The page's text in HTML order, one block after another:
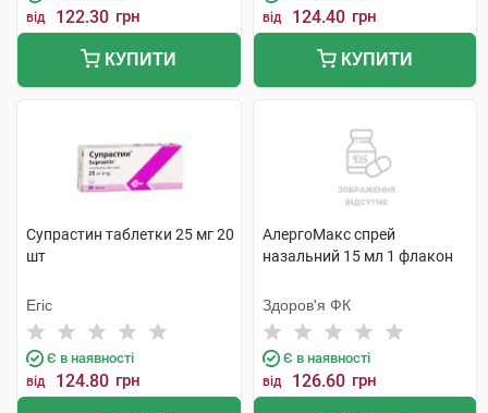
від 122.30 грн
КУПИТИ
від 124.40 грн
КУПИТИ
Супрастин таблетки 25 мг 20
шт
Егіс
Є в наявності
від 124.80 грн
АлергоМакс спрей
назальний 15 мл 1 флакон
Здоров'я ФК
Є в наявності
від 126.60 грн